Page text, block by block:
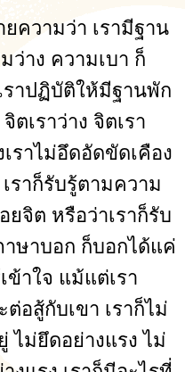
ความว่า เรามีฐาน
ว่าง ความเบา ก็
ราปฏิบัติให้มีฐานพัก
ตเราว่าง จิตเรา
ราไม่อึดอัดขัดเคือง
ราก็รับรู้ตามความ
ยจิต หรือว่าเราก็รับ
าษาบอก ก็บอกได้แค่
ข้าใจ แม้แต่เรา
อสู้กับเขา เราก็ไม่
ไม่ยึดอย่างแรง ไม่